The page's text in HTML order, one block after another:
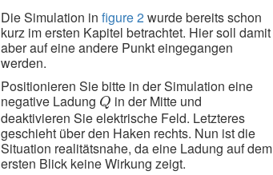
Die Simulation in figure 2wurde bereits schon
kurz im ersten Kapitel betrachtet. Hier soll damit
aber auf eine andere Punkt eingegangen
werden.
Positionieren Sie bitte in der Simulation eine
negative Ladung Q
Q in der Mitte und
deaktivieren Sie elektrische Feld. Letzteres
geschieht über den Haken rechts. Nun ist die
Situation realitätsnahe, da eine Ladung auf dem
ersten Blick keine Wirkung zeigt.